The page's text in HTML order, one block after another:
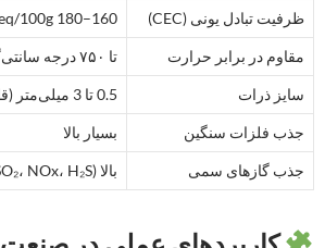
ظرفیت تبادل یونی (CEC) 160–180 meq/100g
مقاوم در برابر حرارت تا ۷۵۰ درجه سانتی‌گراد
سایز ذرات 0.5 تا 3 میلی‌متر (قابل سفارشی‌سازی)
جذب فلزات سنگین بسیار بالا
جذب گازهای سمی بالا (SO₂، NOx، H₂S)